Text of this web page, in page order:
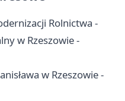
Rolnictwa -
w Rzeszowie -
w Rzeszowie -